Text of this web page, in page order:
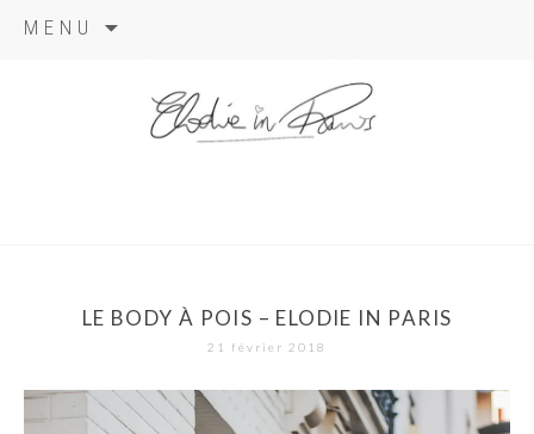
MENU
LE BODY À POIS – ELODIE IN PARIS
21 février 2018